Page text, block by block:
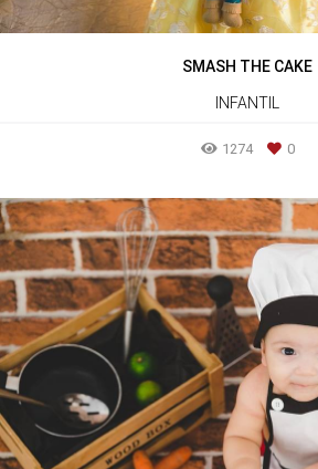
SMASH THE CAKE
INFANTIL
1274 0